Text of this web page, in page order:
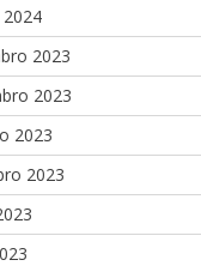
2024
2023
2023
2023
2023